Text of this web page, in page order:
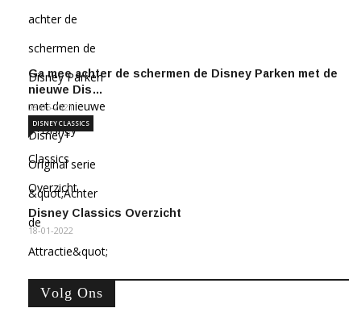
Ga mee achter de schermen de Disney Parken met de
nieuwe Dis…
08-06-2021
Disney Classics Overzicht
DISNEY CLASSICS
18-01-2022
Volg Ons